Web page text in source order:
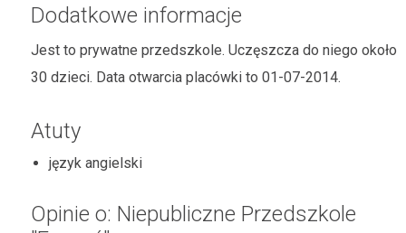
Dodatkowe informacje
Jest to prywatne przedszkole. Uczęszcza do niego około
30 dzieci. Data otwarcia placówki to 01-07-2014.
Atuty
język angielski
Opinie o: Niepubliczne Przedszkole